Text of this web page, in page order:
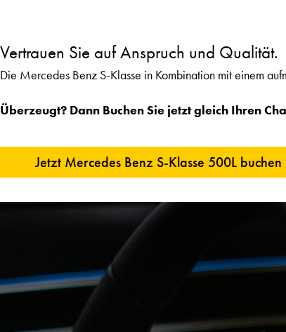
Vertrauen Sie auf Anspruch und Qualität.
Die Mercedes Benz S-Klasse in Kombination mit einem
Überzeugt? Dann Buchen Sie jetzt gleich Ihren
Jetzt Mercedes Benz S-Klasse 500L buchen